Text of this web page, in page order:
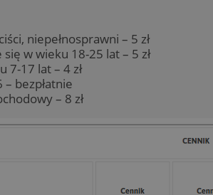
niepełnosprawni – 5 zł
się w wieku 18-25 lat – 5 zł
7-17 lat – 4 zł
– bezpłatnie
– 8 zł